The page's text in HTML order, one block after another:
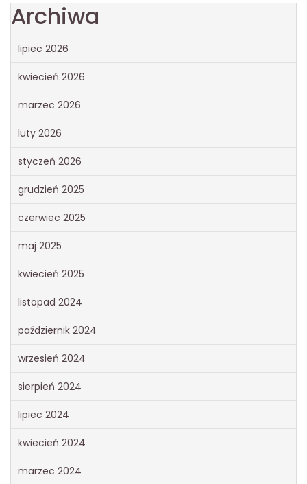
Archiwa
lipiec 2026
kwiecień 2026
marzec 2026
luty 2026
styczeń 2026
grudzień 2025
czerwiec 2025
maj 2025
kwiecień 2025
listopad 2024
październik 2024
wrzesień 2024
sierpień 2024
lipiec 2024
kwiecień 2024
marzec 2024